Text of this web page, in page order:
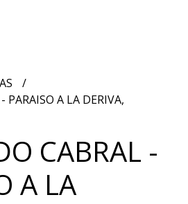
PARAISO A LA DERIVA,
CABRAL -
A LA